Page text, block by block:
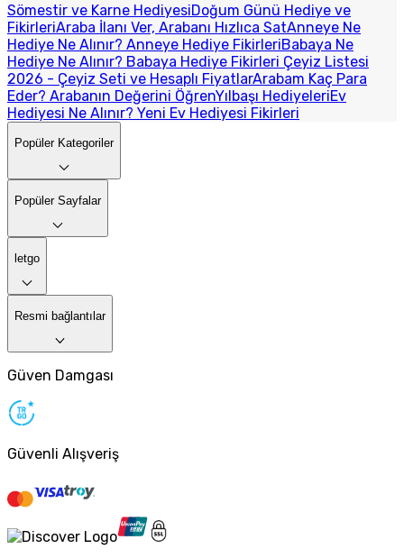
Sömestir ve Karne HediyesiDoğum Günü Hediye ve
FikirleriAraba İlanı Ver, Arabanı Hızlıca SatAnneye Ne
Hediye Ne Alınır? Anneye Hediye FikirleriBabaya Ne
Hediye Ne Alınır? Babaya Hediye Fikirleri Çeyiz Listesi
2026 - Çeyiz Seti ve Hesaplı FiyatlarArabam Kaç Para
Eder? Arabanın Değerini ÖğrenYılbaşı HediyeleriEv
Hediyesi Ne Alınır? Yeni Ev Hediyesi Fikirleri
Popüler Kategoriler
Popüler Sayfalar
letgo
Resmi bağlantılar
Güven Damgası
Güvenli Alışveriş